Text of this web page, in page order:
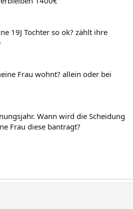
19J Tochter so ok? zählt ihre
Frau wohnt? allein oder bei
Wann wird die Scheidung
Frau diese bantragt?